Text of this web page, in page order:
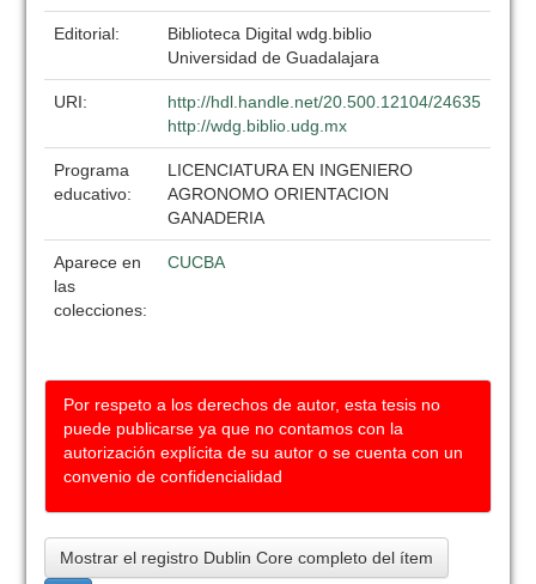
Editorial:
Biblioteca Digital wdg.biblio
Universidad de Guadalajara
URI:
http://hdl.handle.net/20.500.12104/24635
http://wdg.biblio.udg.mx
Programa
educativo:
LICENCIATURA EN INGENIERO
AGRONOMO ORIENTACION
GANADERIA
Aparece en
las
colecciones:
CUCBA
Por respeto a los derechos de autor, esta tesis no
puede publicarse ya que no contamos con la
autorización explícita de su autor o se cuenta con un
convenio de confidencialidad
Mostrar el registro Dublin Core completo del ítem